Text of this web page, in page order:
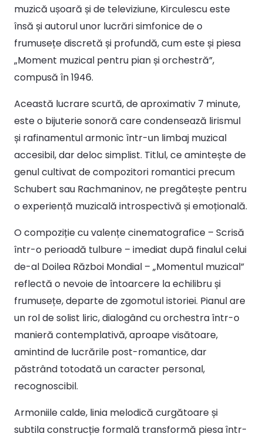
muzică ușoară și de televiziune, Kirculescu este
însă și autorul unor lucrări simfonice de o
frumusețe discretă și profundă, cum este și piesa
„Moment muzical pentru pian și orchestră”,
compusă în 1946.
Această lucrare scurtă, de aproximativ 7 minute,
este o bijuterie sonoră care condensează lirismul
și rafinamentul armonic într-un limbaj muzical
accesibil, dar deloc simplist. Titlul, ce amintește de
genul cultivat de compozitori romantici precum
Schubert sau Rachmaninov, ne pregătește pentru
o experiență muzicală introspectivă și emoțională.
O compoziție cu valențe cinematografice – Scrisă
într-o perioadă tulbure – imediat după finalul celui
de-al Doilea Război Mondial – „Momentul muzical”
reflectă o nevoie de întoarcere la echilibru și
frumusețe, departe de zgomotul istoriei. Pianul are
un rol de solist liric, dialogând cu orchestra într-o
manieră contemplativă, aproape visătoare,
amintind de lucrările post-romantice, dar
păstrând totodată un caracter personal,
recognoscibil.
Armoniile calde, linia melodică curgătoare și
subtila construcție formală transformă piesa într-